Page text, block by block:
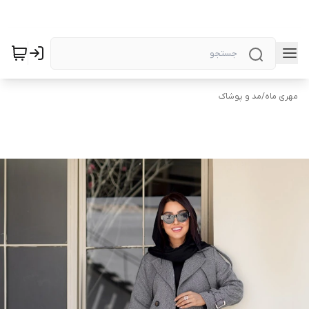
مهری ماه/مد و پوشاک